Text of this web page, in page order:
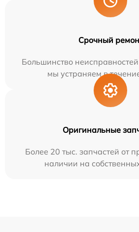
Срочный
Большинство
мы устраняем в
Оригинальные
Более 20 тыс. запчастей от
наличии на